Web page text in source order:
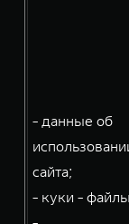
- данные об
сайта;
- куки -